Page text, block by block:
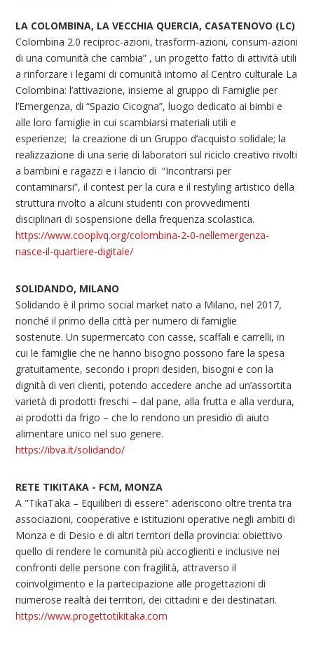
LA COLOMBINA, LA VECCHIA QUERCIA, CASATENOVO (LC)
Colombina 2.0 reciproc-azioni, trasform-azioni, consum-azioni
di una comunità che cambia” , un progetto fatto di attività utili
a rinforzare i legami di comunità intorno al Centro culturale La
Colombina: l’attivazione, insieme al gruppo di Famiglie per
l’Emergenza, di “Spazio Cicogna”, luogo dedicato ai bimbi e
alle loro famiglie in cui scambiarsi materiali utili e
esperienze; la creazione di un Gruppo d’acquisto solidale; la
realizzazione di una serie di laboratori sul riciclo creativo rivolti
a bambini e ragazzi e i lancio di “Incontrarsi per
contaminarsi”, il contest per la cura e il restyling artistico della
struttura rivolto a alcuni studenti con provvedimenti
disciplinari di sospensione della frequenza scolastica.
https://www.cooplvq.org/colombina-2-0-nellemergenza-
nasce-il-quartiere-digitale/
SOLIDANDO, MILANO
Solidando è il primo social market nato a Milano, nel 2017,
nonché il primo della città per numero di famiglie
sostenute. Un supermercato con casse, scaffali e carrelli, in
cui le famiglie che ne hanno bisogno possono fare la spesa
gratuitamente, secondo i propri desideri, bisogni e con la
dignità di veri clienti, potendo accedere anche ad un’assortita
varietà di prodotti freschi – dal pane, alla frutta e alla verdura,
ai prodotti da frigo – che lo rendono un presidio di aiuto
alimentare unico nel suo genere.
https://ibva.it/solidando/
RETE TIKITAKA - FCM, MONZA
A "TikaTaka – Equiliberi di essere" aderiscono oltre trenta tra
associazioni, cooperative e istituzioni operative negli ambiti di
Monza e di Desio e di altri territori della provincia: obiettivo
quello di rendere le comunità più accoglienti e inclusive nei
confronti delle persone con fragilità, attraverso il
coinvolgimento e la partecipazione alle progettazioni di
numerose realtà dei territori, dei cittadini e dei destinatari.
https://www.progettotikitaka.com